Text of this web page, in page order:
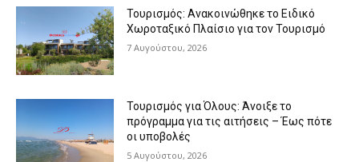
Τουρισμός: Ανακοινώθηκε το Ειδικό
Χωροταξικό Πλαίσιο για τον Τουρισμό
7 Αυγούστου, 2026
Τουρισμός για Όλους: Άνοιξε το
πρόγραμμα για τις αιτήσεις – Έως πότε
οι υποβολές
5 Αυγούστου, 2026